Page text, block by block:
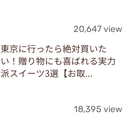
20,647 view
東京に行ったら絶対買いた
い！贈り物にも喜ばれる実力
派スイーツ3選【お取...
18,395 view